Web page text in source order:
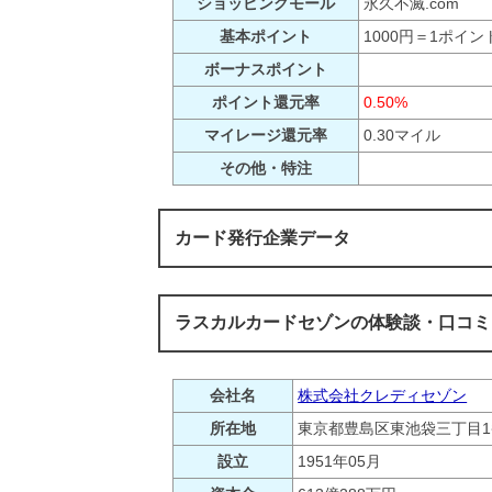
基本ポイント
1000円＝1ポイン
ボーナスポイント
ポイント還元率
0.50%
マイレージ還元率
0.30マイル
その他・特注
カード発行企業データ
ラスカルカードセゾンの体験談・口コ
会社名
株式会社クレディセゾン
所在地
東京都豊島区東池袋三丁目
設立
1951年05月